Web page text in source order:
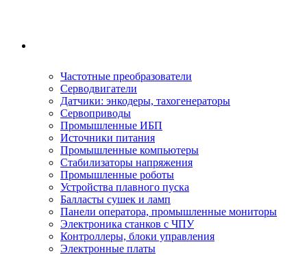
Частотные преобразователи
Серводвигатели
Датчики: энкодеры, тахогенераторы
Сервоприводы
Промышленные ИБП
Источники питания
Промышленные компьютеры
Стабилизаторы напряжения
Промышленные роботы
Устройства плавного пуска
Балласты сушек и ламп
Панели оператора, промышленные мониторы
Электроника станков с ЧПУ
Контроллеры, блоки управления
Электронные платы